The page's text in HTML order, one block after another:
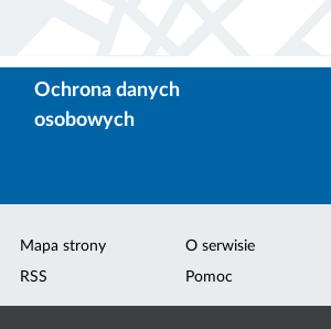
Ochrona danych
osobowych
Mapa strony
RSS
O serwisie
Pomoc